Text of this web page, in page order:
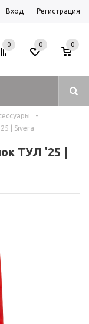
Вход Регистрация
0 0
0
-
| Sivera
ТУЛ '25 |